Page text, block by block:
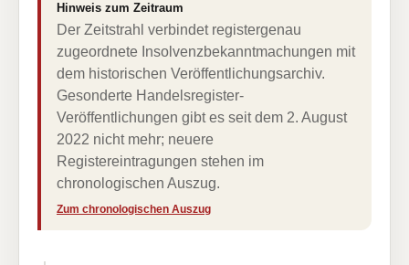
Hinweis zum Zeitraum
Der Zeitstrahl verbindet registergenau
zugeordnete Insolvenzbekanntmachungen mit
dem historischen Veröffentlichungsarchiv.
Gesonderte Handelsregister-
Veröffentlichungen gibt es seit dem 2. August
2022 nicht mehr; neuere
Registereintragungen stehen im
chronologischen Auszug.
Zum chronologischen Auszug